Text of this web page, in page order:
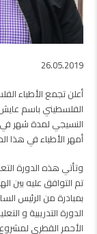
26.05.2019
أعلن تجمع الأطباء
الفلسطيني باسم
النسيجي لمدة شهر
أمهر الأطباء في هذا
وتأتي هذه الدورة
تم التوافق عليه بين
بمبادرة من الرئيس
الدورة التدريبية و
الأحمر القطري